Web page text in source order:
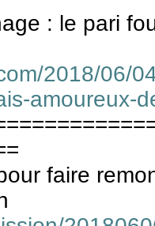
: le pari
2018/06/
amoureux-
faire